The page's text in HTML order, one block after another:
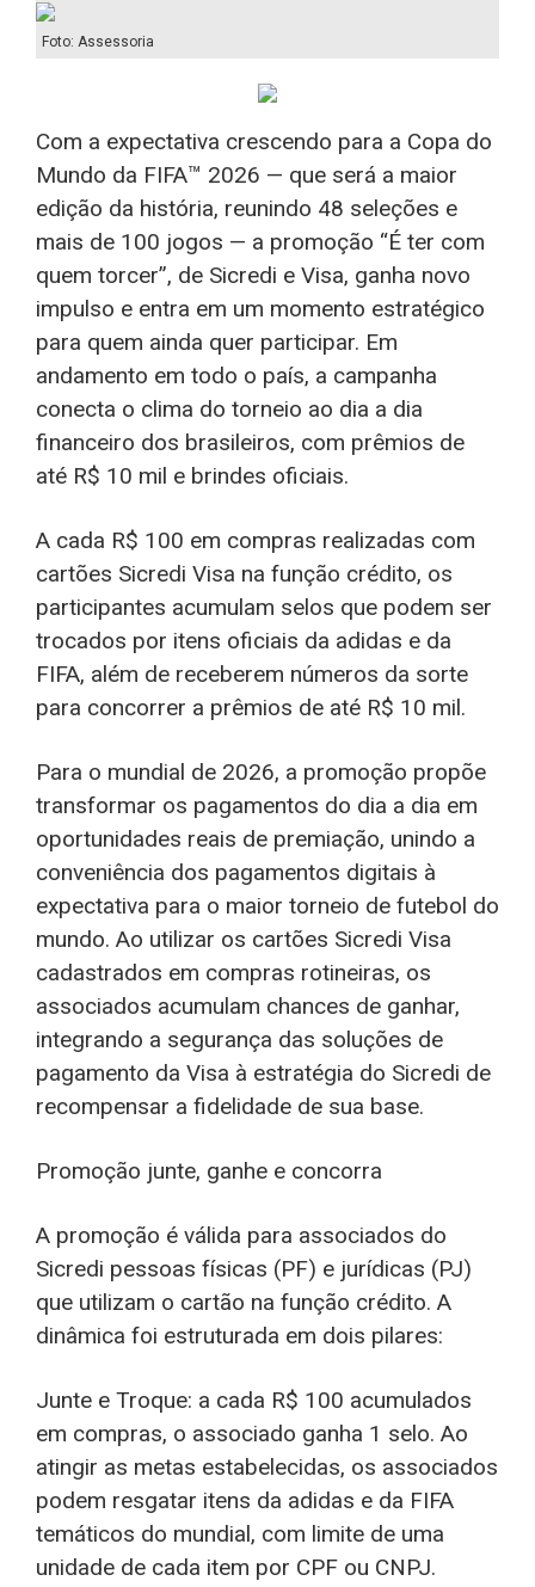
Foto: Assessoria
Com a expectativa crescendo para a Copa do
Mundo da FIFA™ 2026 — que será a maior
edição da história, reunindo 48 seleções e
mais de 100 jogos — a promoção “É ter com
quem torcer”, de Sicredi e Visa, ganha novo
impulso e entra em um momento estratégico
para quem ainda quer participar. Em
andamento em todo o país, a campanha
conecta o clima do torneio ao dia a dia
financeiro dos brasileiros, com prêmios de
até R$ 10 mil e brindes oficiais.
A cada R$ 100 em compras realizadas com
cartões Sicredi Visa na função crédito, os
participantes acumulam selos que podem ser
trocados por itens oficiais da adidas e da
FIFA, além de receberem números da sorte
para concorrer a prêmios de até R$ 10 mil.
Para o mundial de 2026, a promoção propõe
transformar os pagamentos do dia a dia em
oportunidades reais de premiação, unindo a
conveniência dos pagamentos digitais à
expectativa para o maior torneio de futebol do
mundo. Ao utilizar os cartões Sicredi Visa
cadastrados em compras rotineiras, os
associados acumulam chances de ganhar,
integrando a segurança das soluções de
pagamento da Visa à estratégia do Sicredi de
recompensar a fidelidade de sua base.
Promoção junte, ganhe e concorra
A promoção é válida para associados do
Sicredi pessoas físicas (PF) e jurídicas (PJ)
que utilizam o cartão na função crédito. A
dinâmica foi estruturada em dois pilares:
Junte e Troque: a cada R$ 100 acumulados
em compras, o associado ganha 1 selo. Ao
atingir as metas estabelecidas, os associados
podem resgatar itens da adidas e da FIFA
temáticos do mundial, com limite de uma
unidade de cada item por CPF ou CNPJ.